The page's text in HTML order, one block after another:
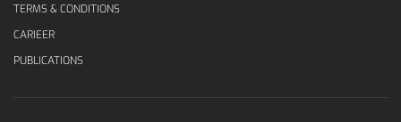
TERMS & CONDITIONS
CARIEER
PUBLICATIONS